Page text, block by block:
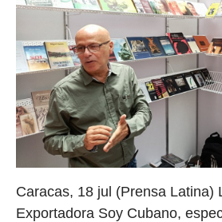
Caracas, 18 jul (Prensa Latina)
Exportadora Soy Cubano,